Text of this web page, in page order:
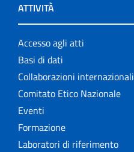
ATTIVITÀ
Accesso agli atti
Basi di dati
Collaborazioni internazionali
Comitato Etico Nazionale
Eventi
Formazione
Laboratori di riferimento